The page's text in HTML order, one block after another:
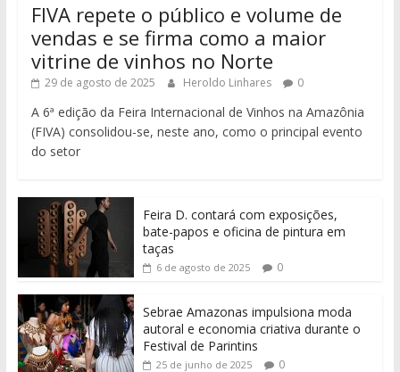
FIVA repete o público e volume de
vendas e se firma como a maior
vitrine de vinhos no Norte
29 de agosto de 2025 Heroldo Linhares 0
A 6ª edição da Feira Internacional de Vinhos na Amazônia
(FIVA) consolidou-se, neste ano, como o principal evento
do setor
Feira D. contará com exposições,
bate-papos e oficina de pintura em
taças
6 de agosto de 2025 0
Sebrae Amazonas impulsiona moda
autoral e economia criativa durante o
Festival de Parintins
25 de junho de 2025 0